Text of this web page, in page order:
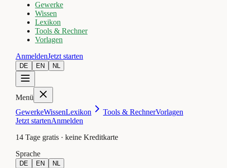
Gewerke
Wissen
Lexikon
Tools & Rechner
Vorlagen
AnmeldenJetzt starten
DE EN NL
Menü
GewerkeWissenLexikon Tools & RechnerVorlagen
Jetzt startenAnmelden
14 Tage gratis · keine Kreditkarte
Sprache
DE EN NL